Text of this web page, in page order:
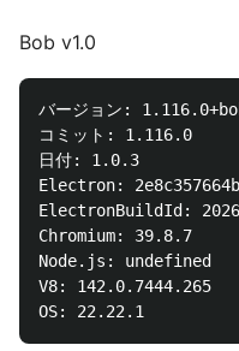
Bob v1.0
バージョン:
コミット: 1.116.0
日付: 1.0.3
Electron:
ElectronBuildId:
Chromium: 39.8.7
Node.js: undefined
V8: 142.0.7444.265